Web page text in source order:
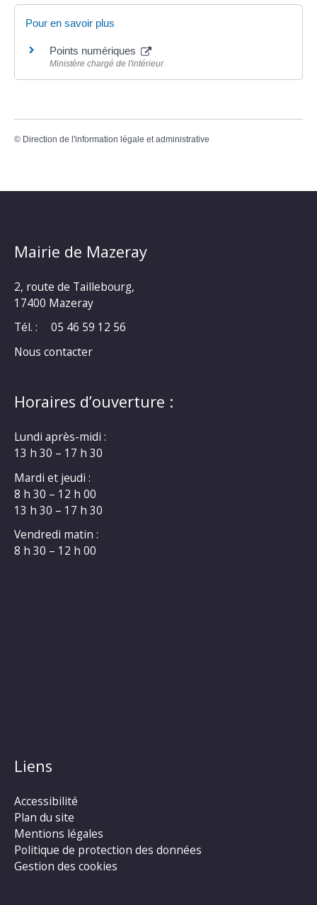
Pour en savoir plus
Points numériques
Ministère chargé de l'intérieur
© Direction de l'information légale et administrative
Mairie de Mazeray
2, route de Taillebourg,
17400 Mazeray
Tél. :
05 46 59 12 56
Nous contacter
Horaires d’ouverture :
Lundi après-midi :
13 h 30 – 17 h 30
Mardi et jeudi :
8 h 30 – 12 h 00
13 h 30 – 17 h 30
Vendredi matin :
8 h 30 – 12 h 00
Liens
Accessibilité
Plan du site
Mentions légales
Politique de protection des données
Gestion des cookies